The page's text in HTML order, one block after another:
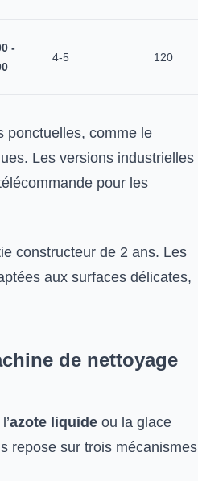
-
4-5 120
ponctuelles, comme le
Les versions industrielles
pour les
constructeur de 2 ans. Les
aux surfaces délicates,
de nettoyage
azote liquide ou la glace
repose sur trois mécanismes